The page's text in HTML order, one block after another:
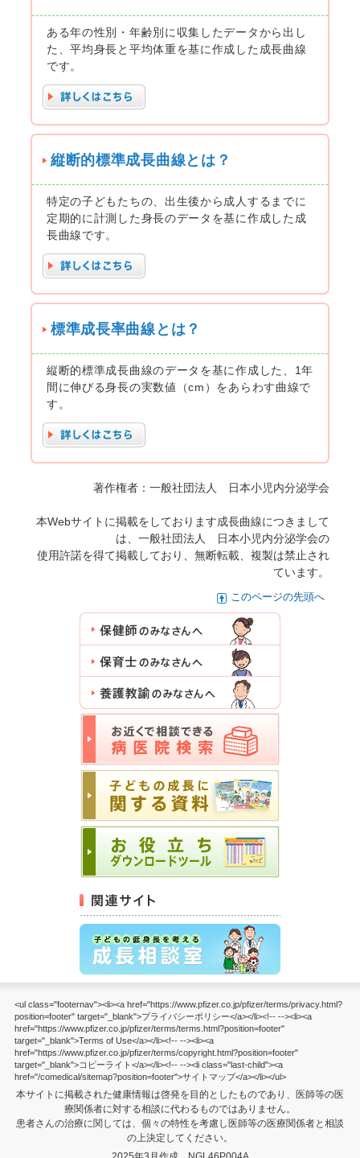
ある年の性別・年齢別に収集したデータから出し
た、平均身長と平均体重を基に作成した成長曲線
です。
縦断的標準成長曲線とは？
特定の子どもたちの、出生後から成人するまでに
定期的に計測した身長のデータを基に作成した成
長曲線です。
標準成長率曲線とは？
縦断的標準成長曲線のデータを基に作成した、1年
間に伸びる身長の実数値（cm）をあらわす曲線で
す。
著作権者：一般社団法人 日本小児内分泌学会
本Webサイトに掲載をしております成長曲線につきまして
は、一般社団法人 日本小児内分泌学会の
使用許諾を得て掲載しており、無断転載、複製は禁止され
ています。
このページの先頭へ
<ul class="footernav"><li><a href="https://www.pfizer.co.jp/pfizer/terms/privacy.html?
position=footer" target="_blank">プライバシーポリシー</a></li><!-- --><li><a
href="https://www.pfizer.co.jp/pfizer/terms/terms.html?position=footer"
target="_blank">Terms of Use</a></li><!-- --><li><a
href="https://www.pfizer.co.jp/pfizer/terms/copyright.html?position=footer"
target="_blank">コピーライト</a></li><!-- --><li class="last-child"><a
href="/comedical/sitemap?position=footer">サイトマップ</a></li></ul>
本サイトに掲載された健康情報は啓発を目的としたものであり、医師等の医
療関係者に対する相談に代わるものではありません。
患者さんの治療に関しては、個々の特性を考慮し医師等の医療関係者と相談
の上決定してください。